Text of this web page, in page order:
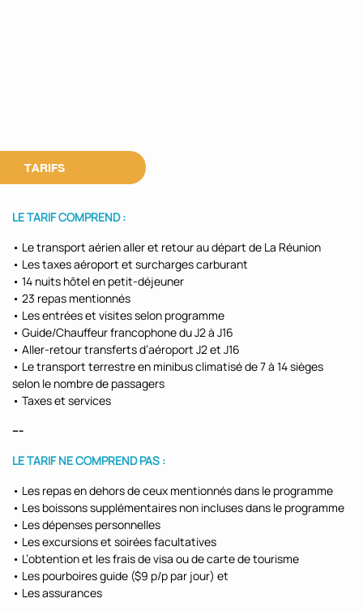
TARIFS
LE TARIF COMPREND :
• Le transport aérien aller et retour au départ de La Réunion
• Les taxes aéroport et surcharges carburant
• 14 nuits hôtel en petit-déjeuner
• 23 repas mentionnés
• Les entrées et visites selon programme
• Guide/Chauffeur francophone du J2 à J16
• Aller-retour transferts d’aéroport J2 et J16
• Le transport terrestre en minibus climatisé de 7 à 14 sièges
selon le nombre de passagers
• Taxes et services
---
LE TARIF NE COMPREND PAS :
• Les repas en dehors de ceux mentionnés dans le programme
• Les boissons supplémentaires non incluses dans le programme
• Les dépenses personnelles
• Les excursions et soirées facultatives
• L’obtention et les frais de visa ou de carte de tourisme
• Les pourboires guide ($9 p/p par jour) et
• Les assurances